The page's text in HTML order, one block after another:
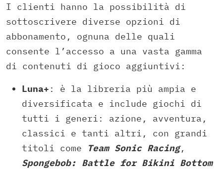
I clienti hanno la possibilità di
sottoscrivere diverse opzioni di
abbonamento, ognuna delle quali
consente l’accesso a una vasta gamma
di contenuti di gioco aggiuntivi:
Luna+ : è la libreria più ampia e
diversificata e include giochi di
tutti i generi: azione, avventura,
classici e tanti altri, con grandi
titoli come
Team Sonic Racing,
Spongebob: Battle for Bikini Bottom